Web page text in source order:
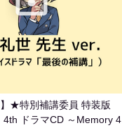
】★特別補講委員 特装版
ドラマCD ～Memory 4